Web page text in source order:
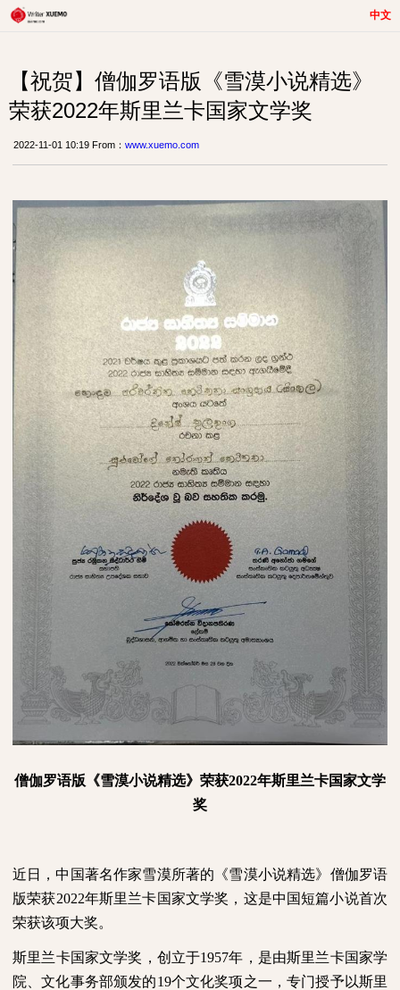
中文
【祝贺】僧伽罗语版《雪漠小说精选》
荣获2022年斯里兰卡国家文学奖
2022-11-01 10:19 From： www.xuemo.com
僧伽罗语版《雪漠小说精选》荣获2022年斯里兰卡国家文学
奖
近日，中国著名作家雪漠所著的《雪漠小说精选》僧伽罗语
版荣获2022年斯里兰卡国家文学奖， 这是中国短篇小说首次
荣获该项大奖。
斯里兰卡国家文学奖，创立于1957年，是由斯里兰卡国家学
院、文化事务部颁发的19个文化奖项之一，专门授予以斯里